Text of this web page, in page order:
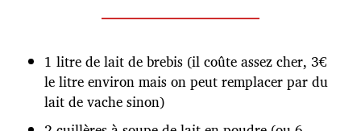
1 litre de lait de brebis (il coûte assez cher, 3€
le litre environ mais on peut remplacer par du
lait de vache sinon)